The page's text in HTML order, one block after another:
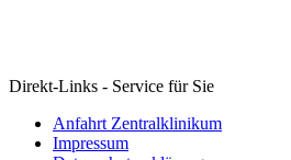
Direkt-Links - Service für Sie
Anfahrt Zentralklinikum
Impressum